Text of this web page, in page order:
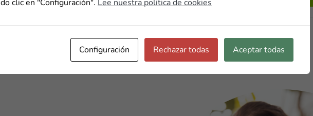
clic en "Configuración". Lee nuestra política de cookies
Configuración Rechazar todas Aceptar todas